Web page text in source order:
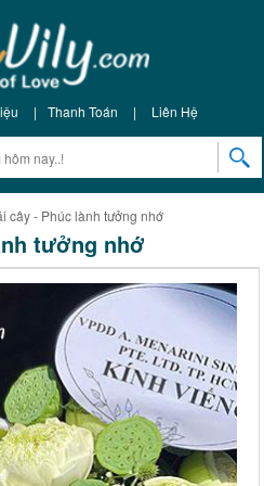
| Thanh Toán | Liên Hệ
cây - Phúc lành tưởng nhớ
tưởng nhớ